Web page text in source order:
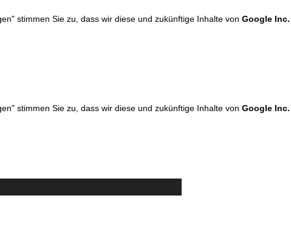
stimmen Sie zu, dass wir diese und zukünftige Inhalte von Google Inc.
stimmen Sie zu, dass wir diese und zukünftige Inhalte von Google Inc.